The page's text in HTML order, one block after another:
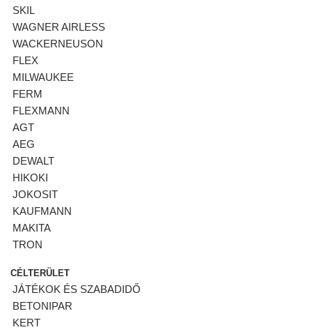
SKIL
WAGNER AIRLESS
WACKERNEUSON
FLEX
MILWAUKEE
FERM
FLEXMANN
AGT
AEG
DEWALT
HIKOKI
JOKOSIT
KAUFMANN
MAKITA
TRON
CÉLTERÜLET
JÁTÉKOK ÉS SZABADIDŐ
BETONIPAR
KERT